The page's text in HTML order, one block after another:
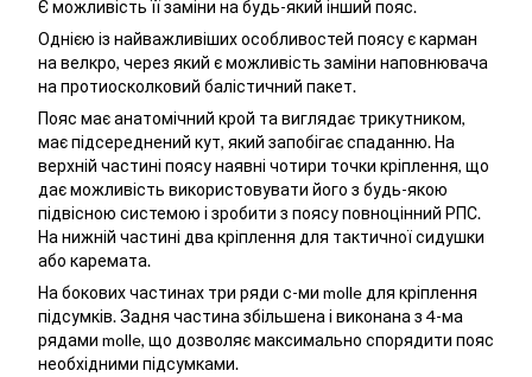
Є можливість її заміни на будь-який інший пояс.
Однією із найважливіших особливостей поясу є карман
на велкро, через який є можливість заміни наповнювача
на протиосколковий балістичний пакет.
Пояс має анатомічний крой та виглядає трикутником,
має підсереднений кут, який запобігає спаданню. На
верхній частині поясу наявні чотири точки кріплення, що
дає можливість використовувати його з будь-якою
підвісною системою і зробити з поясу повноцінний РПС.
На нижній частині два кріплення для тактичної сидушки
або каремата.
На бокових частинах три ряди с-ми molle для кріплення
підсумків. Задня частина збільшена і виконана з 4-ма
рядами molle, що дозволяє максимально спорядити пояс
необхідними підсумками.